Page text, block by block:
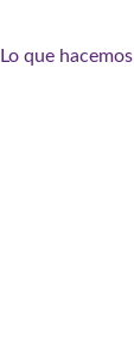
Lo que hacemos